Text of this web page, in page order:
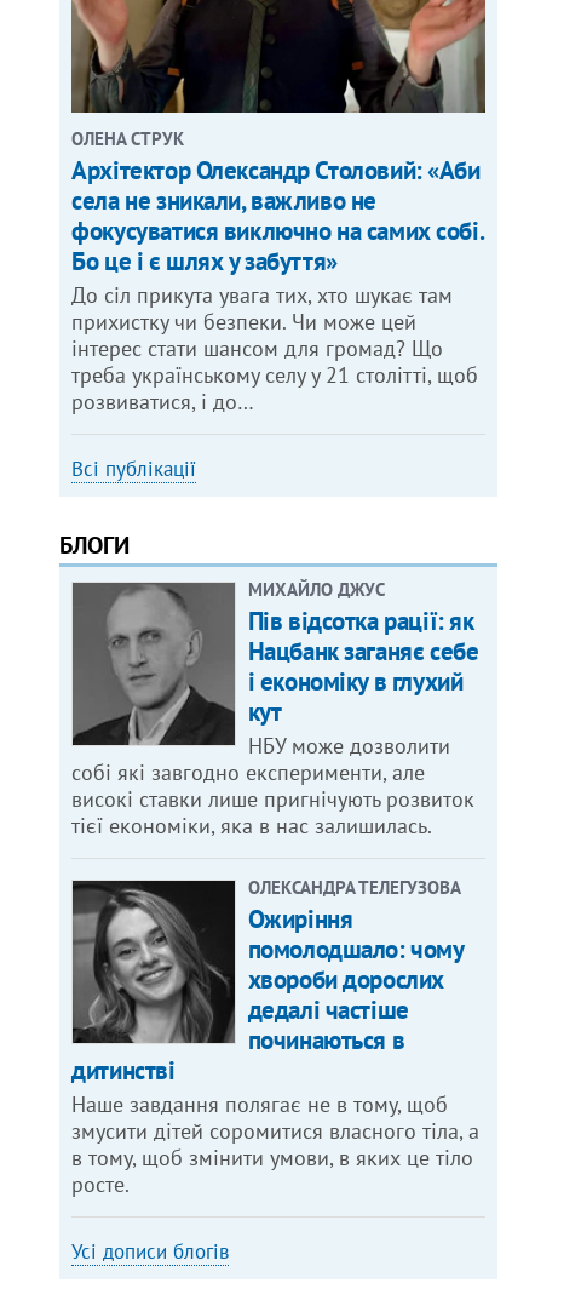
ОЛЕНА СТРУК
Архітектор Олександр Столовий: «Аби
села не зникали, важливо не
фокусуватися виключно на самих собі.
Бо це і є шлях у забуття»
До сіл прикута увага тих, хто шукає там
прихистку чи безпеки. Чи може цей
інтерес стати шансом для громад? Що
треба українському селу у 21 столітті, щоб
розвиватися, і до…
Всі публікації
БЛОГИ
МИХАЙЛО ДЖУС
Пів відсотка рації: як
Нацбанк заганяє себе
і економіку в глухий
кут
НБУ може дозволити
собі які завгодно експерименти, але
високі ставки лише пригнічують розвиток
тієї економіки, яка в нас залишилась.
ОЛЕКСАНДРА ТЕЛЕГУЗОВА
Ожиріння
помолодшало: чому
хвороби дорослих
дедалі частіше
починаються в
дитинстві
Наше завдання полягає не в тому, щоб
змусити дітей соромитися власного тіла, а
в тому, щоб змінити умови, в яких це тіло
росте.
Усі дописи блогів